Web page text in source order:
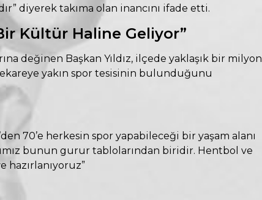
diyerek takıma olan inancını ifade etti.
Kültür Haline Geliyor”
değinen Başkan Yıldız, ilçede yaklaşık bir milyon
yakın spor tesisinin bulunduğunu
70’e herkesin spor yapabileceği bir yaşam alanı
bunun gurur tablolarından biridir. Hentbol ve
hazırlanıyoruz”